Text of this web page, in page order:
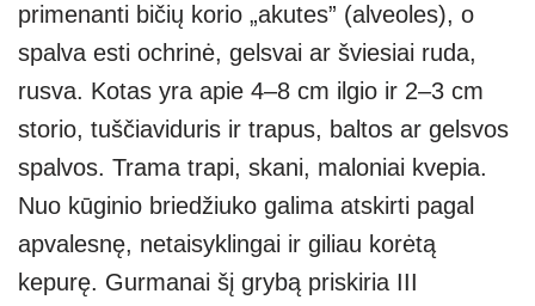
primenanti bičių korio „akutes” (alveoles), o
spalva esti ochrinė, gelsvai ar šviesiai ruda,
rusva. Kotas yra apie 4–8 cm ilgio ir 2–3 cm
storio, tuščiaviduris ir trapus, baltos ar gelsvos
spalvos. Trama trapi, skani, maloniai kvepia.
Nuo kūginio briedžiuko galima atskirti pagal
apvalesnę, netaisyklingai ir giliau korėtą
kepurę. Gurmanai šį grybą priskiria III